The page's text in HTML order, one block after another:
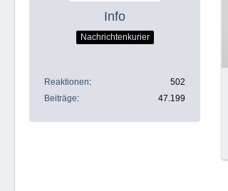
Info
Nachrichtenkurier
Reaktionen
502
Beiträge
47.199